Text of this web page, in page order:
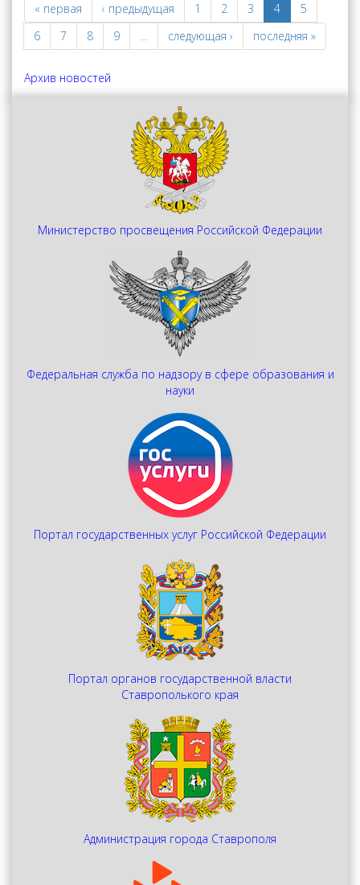
« первая ‹ предыдущая 1 2 3 4
5
6
7 8 9 … следующая › последняя »
Архив новостей
Министерство просвещения Российской Федерации
Федеральная служба по надзору в сфере образования и
науки
Портал государственных услуг Российской Федерации
Портал органов государственной власти
Ставрополького края
Администрация города Ставрополя